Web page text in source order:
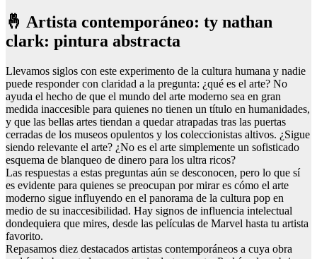
🤞 Artista contemporáneo: ty nathan
clark: pintura abstracta
Llevamos siglos con este experimento de la cultura humana y nadie
puede responder con claridad a la pregunta: ¿qué es el arte? No
ayuda el hecho de que el mundo del arte moderno sea en gran
medida inaccesible para quienes no tienen un título en humanidades,
y que las bellas artes tiendan a quedar atrapadas tras las puertas
cerradas de los museos opulentos y los coleccionistas altivos. ¿Sigue
siendo relevante el arte? ¿No es el arte simplemente un sofisticado
esquema de blanqueo de dinero para los ultra ricos?
Las respuestas a estas preguntas aún se desconocen, pero lo que sí
es evidente para quienes se preocupan por mirar es cómo el arte
moderno sigue influyendo en el panorama de la cultura pop en
medio de su inaccesibilidad. Hay signos de influencia intelectual
dondequiera que mires, desde las películas de Marvel hasta tu artista
favorito.
Repasamos diez destacados artistas contemporáneos a cuya obra